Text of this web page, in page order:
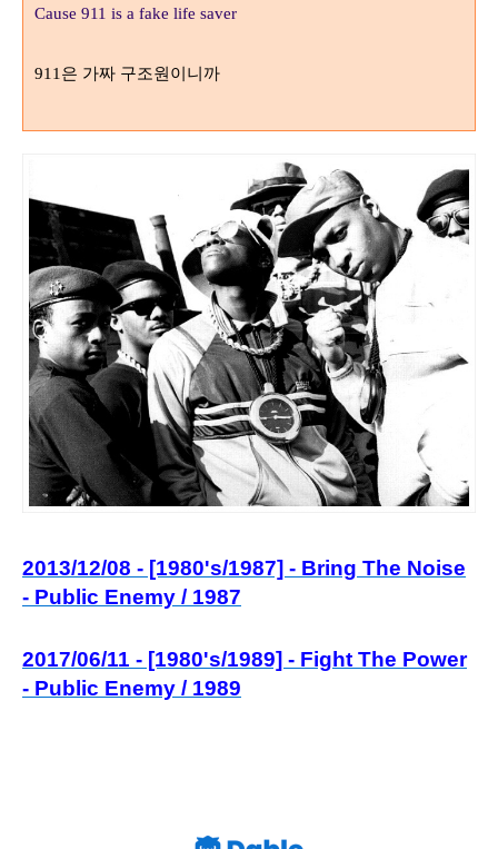
Cause 911 is a fake life saver
911 은 가짜 구조원이니까
2013/12/08 - [1980's/1987] - Bring The Noise
- Public Enemy / 1987
2017/06/11 - [1980's/1989] - Fight The Power
- Public Enemy / 1989